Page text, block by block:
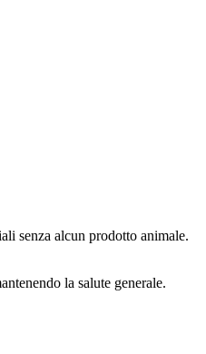
senza alcun prodotto animale.
la salute generale.